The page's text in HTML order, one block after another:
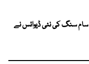
سام سنگ کی نئی ڈیوائس نے